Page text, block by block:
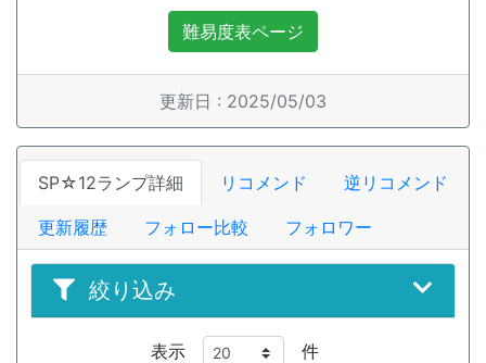
難易度表ページ
更新日 : 2025/05/03
SP☆12ランプ詳細 リコメンド 逆リコメンド
更新履歴 フォロー比較 フォロワー
絞り込み
表示 件